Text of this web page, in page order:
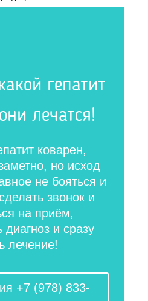
гепатит
лечатся!
коварен,
но исход
не бояться и
звонок и
на приём,
диагноз и сразу
лечение!
+7 (978) 833-